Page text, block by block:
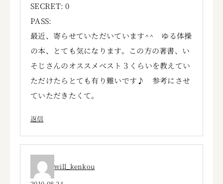
SECRET: 0
PASS:
最近、寄らせていただいています^^ ゆる体操
の本、とても気になります。この方の著書、い
そじさんのオススメベスト３くらいを教えてい
ただけたらとても有り難いです♪ 参考にさせ
ていただきたくて。
返信
will_kenkou